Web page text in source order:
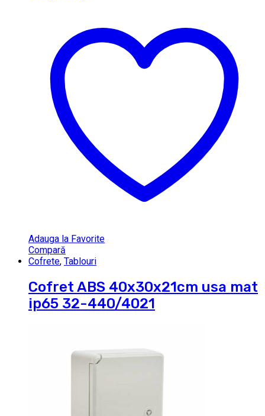
Adauga la Favorite
Compară
Cofrete, Tablouri
Cofret ABS 40x30x21cm usa mat
ip65 32-440/4021